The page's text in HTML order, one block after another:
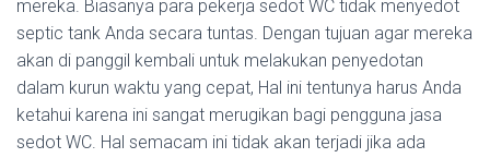
mereka. Biasanya para pekerja sedot WC tidak menyedot
septic tank Anda secara tuntas. Dengan tujuan agar mereka
akan di panggil kembali untuk melakukan penyedotan
dalam kurun waktu yang cepat, Hal ini tentunya harus Anda
ketahui karena ini sangat merugikan bagi pengguna jasa
sedot WC. Hal semacam ini tidak akan terjadi jika ada